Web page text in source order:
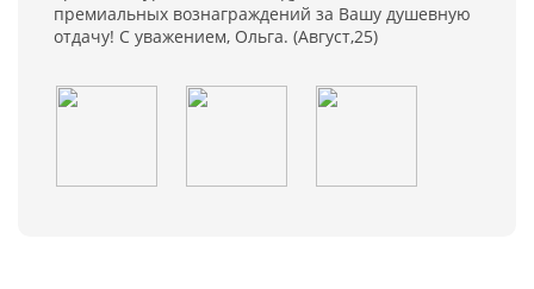
премиальных вознаграждений за Вашу душевную
отдачу! С уважением, Ольга. (Август,25)